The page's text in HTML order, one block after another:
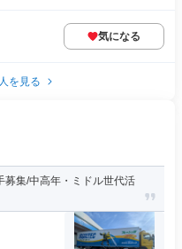
気になる
を見る
募集/中高年・ミドル世代活